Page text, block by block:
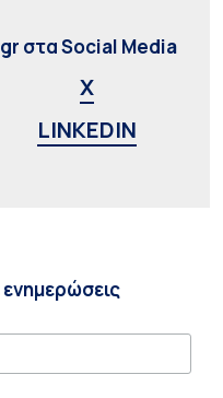
στα Social Media
X
LINKEDIN